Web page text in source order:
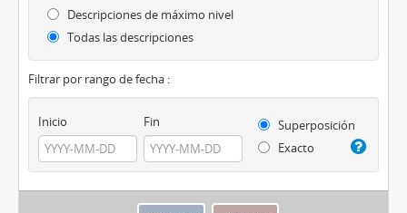
Descripciones de máximo nivel
Todas las descripciones
Filtrar por rango de fecha :
Inicio Fin
Superposición
Exacto